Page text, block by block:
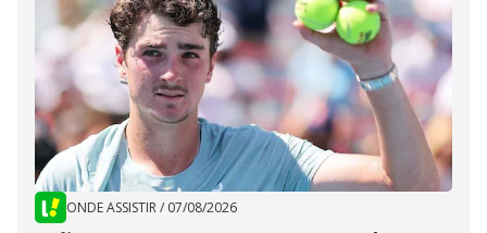
ONDE ASSISTIR/ 07/08/2026